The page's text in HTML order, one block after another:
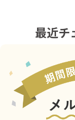
最近チ
ホーム